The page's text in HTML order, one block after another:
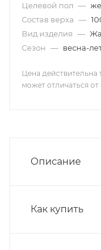
Целевой пол —
Состав верха —
Вид изделия —
Сезон — весна-
Цена действительна
может отличаться
Описание
Как купить